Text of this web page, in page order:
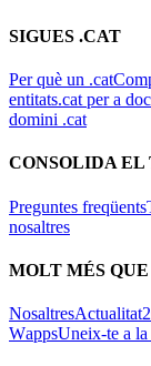
SIGUES .CAT
Per què un .cat
entitats.cat per a
domini .cat
CONSOLIDA EL
Preguntes freqüents
nosaltres
MOLT MÉS
NosaltresActualitat
WappsUneix-te a